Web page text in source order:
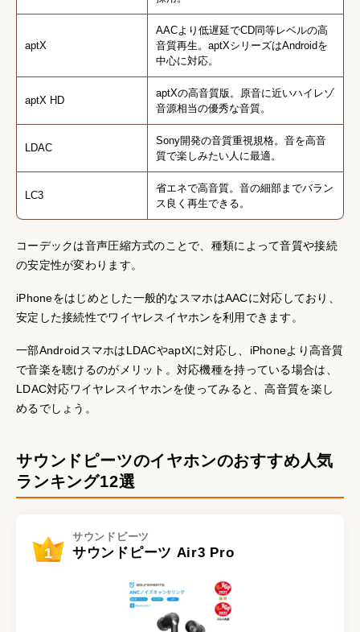
aptX
AACより低遅延でCD同等レベルの高
音質再生。aptXシリーズはAndroidを
中心に対応。
aptX HD
aptXの高音質版。原音に近いハイレゾ
音源相当の優秀な音質。
LDAC
Sony開発の音質重視規格。音を高音
質で楽しみたい人に最適。
LC3
省エネで高音質。音の細部までバラン
ス良く再生できる。
コーデックは音声圧縮方式のことで、種類によって音質や接続
の安定性が変わります。
iPhoneをはじめとした一般的なスマホはAACに対応しており、
安定した接続性でワイヤレスイヤホンを利用できます。
一部AndroidスマホはLDACやaptXに対応し、iPhoneより高音質
で音楽を聴けるのがメリット。対応機種を持っている場合は、
LDAC対応ワイヤレスイヤホンを使ってみると、高音質を楽し
めるでしょう。
サウンドピーツのイヤホンのおすすめ人気
ランキング12選
1
サウンドピーツ
サウンドピーツ Air3 Pro